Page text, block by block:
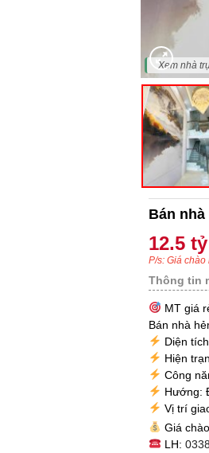
"Xem nhà
Bán nhà
12.5 tỷ
P/s: Giá
Thông tin
MT giá
Bán nhà
Diện
Hiện
Công
Hướng:
Vị trí
Giá
LH: